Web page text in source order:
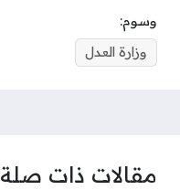
وسوم:
وزارة العدل
مقالات ذات صلة